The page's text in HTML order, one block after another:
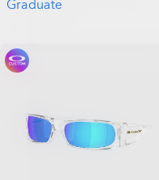
Graduate